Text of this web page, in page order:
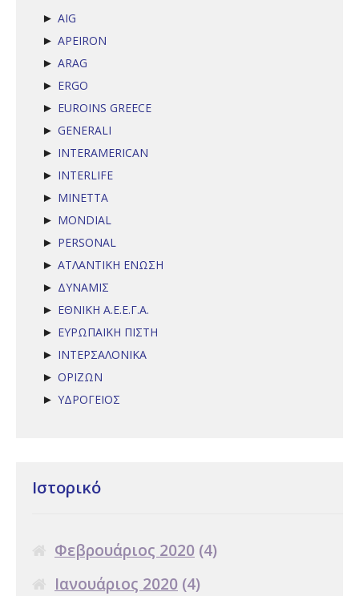
► AIG
► APEIRON
► ARAG
► ERGO
► EUROINS GREECE
► GENERALI
► INTERAMERICAN
► INTERLIFE
► MINETTA
► MONDIAL
► PERSONAL
► ΑΤΛΑΝΤΙΚΗ ΕΝΩΣΗ
► ΔΥΝΑΜΙΣ
► ΕΘΝΙΚΗ Α.Ε.Ε.Γ.Α.
► ΕΥΡΩΠΑΪΚΗ ΠΙΣΤΗ
► ΙΝΤΕΡΣΑΛΟΝΙΚΑ
► ΟΡΙΖΩΝ
► ΥΔΡΟΓΕΙΟΣ
Ιστορικό
Φεβρουάριος 2020 (4)
Ιανουάριος 2020 (4)